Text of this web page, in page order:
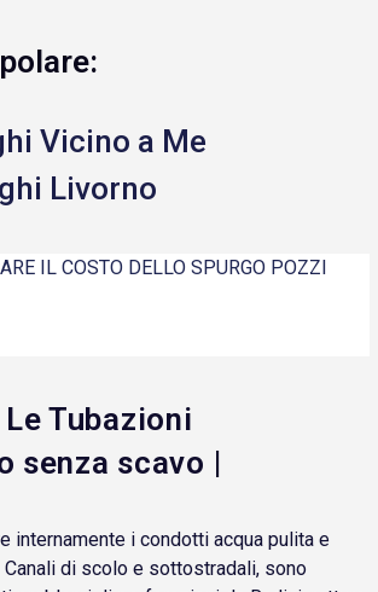
Vicino a Me
Livorno
IL COSTO DELLO SPURGO POZZI
Tubazioni
senza scavo |
internamente i condotti acqua pulita e
di scolo e sottostradali, sono